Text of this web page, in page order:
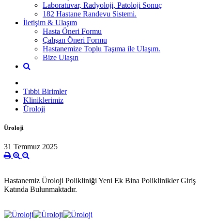
Laboratuvar, Radyoloji, Patoloji Sonuç
182 Hastane Randevu Sistemi.
İletişim & Ulaşım
Hasta Öneri Formu
Çalışan Öneri Formu
Hastanemize Toplu Taşıma ile Ulaşım.
Bize Ulaşın
Tıbbi Birimler
Kliniklerimiz
Üroloji
Üroloji
31 Temmuz 2025
Hastanemiz Üroloji Polikliniği Yeni Ek Bina Poliklinikler Giriş
Katında Bulunmaktadır.